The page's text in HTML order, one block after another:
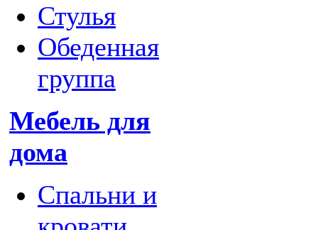
Стулья
Обеденная
группа
Мебель для
дома
Спальни и